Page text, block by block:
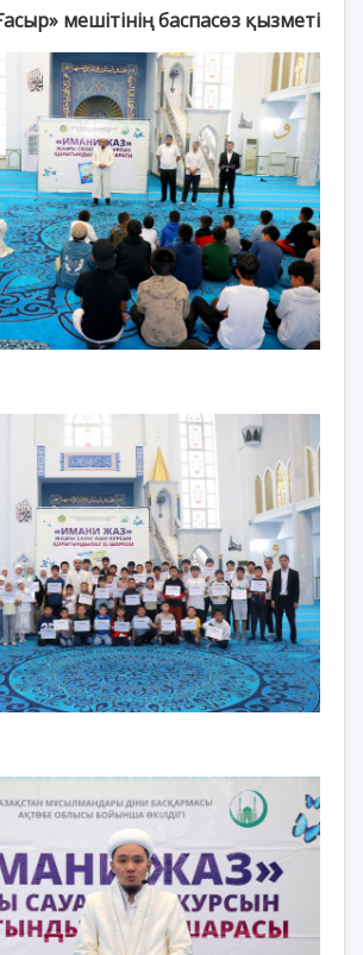
мешітінің баспасөз қызметі